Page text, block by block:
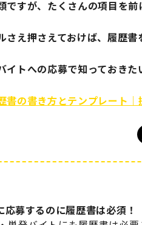
ですが、たくさんの項目を
さえ押さえておけば、履歴
イトへの応募で知っておきた
書の書き方とテンプレート
応募するのに履歴書は必須！